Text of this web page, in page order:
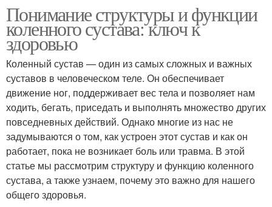
Понимание структуры и функции
коленного сустава: ключ к
здоровью
Коленный сустав — один из самых сложных и важных
суставов в человеческом теле. Он обеспечивает
движение ног, поддерживает вес тела и позволяет нам
ходить, бегать, приседать и выполнять множество других
повседневных действий. Однако многие из нас не
задумываются о том, как устроен этот сустав и как он
работает, пока не возникает боль или травма. В этой
статье мы рассмотрим структуру и функцию коленного
сустава, а также узнаем, почему это важно для нашего
общего здоровья.